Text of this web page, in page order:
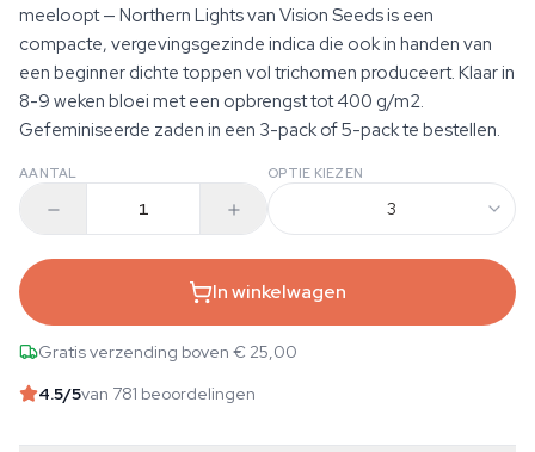
meeloopt — Northern Lights van Vision Seeds is een
compacte, vergevingsgezinde indica die ook in handen van
een beginner dichte toppen vol trichomen produceert. Klaar in
8-9 weken bloei met een opbrengst tot 400 g/m2.
Gefeminiseerde zaden in een 3-pack of 5-pack te bestellen.
AANTAL OPTIE KIEZEN
3
In winkelwagen
Gratis verzending boven € 25,00
4.5/5van 781 beoordelingen